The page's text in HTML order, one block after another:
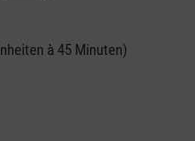
à 45 Minuten)